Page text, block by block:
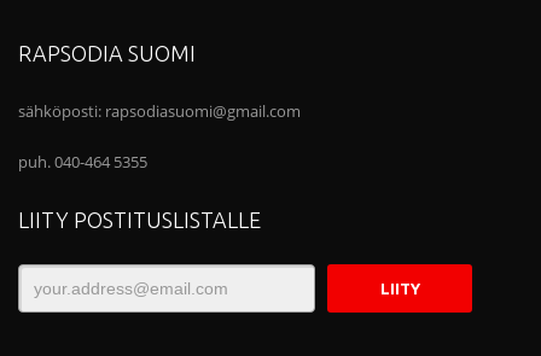
RAPSODIA SUOMI
sähköposti: rapsodiasuomi@gmail.com
puh. 040-464 5355
LIITY POSTITUSLISTALLE